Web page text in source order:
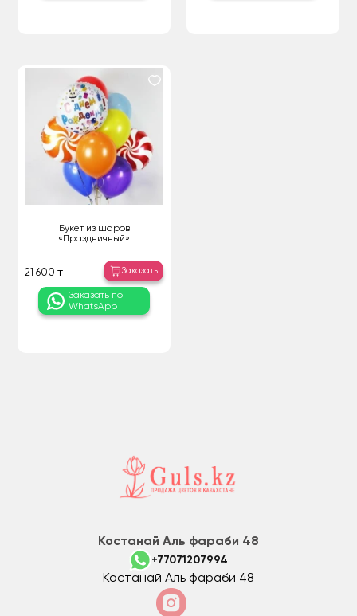
Букет из шаров
«Праздничный»
21 600 ₸ Заказать
Заказать по
WhatsApp
Костанай Аль фараби 48
+77071207994
Костанай Аль фараби 48